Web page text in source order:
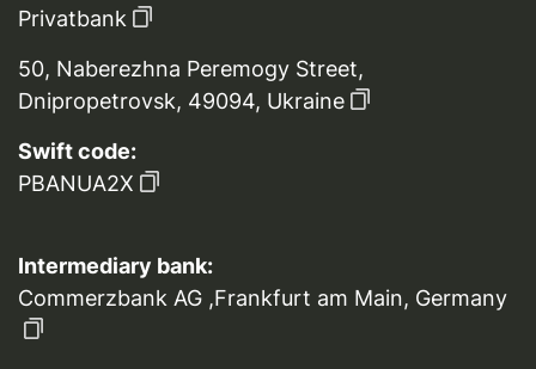
Privatbank
50, Naberezhna Peremogy Street,
Dnipropetrovsk, 49094, Ukraine
Swift code:
PBANUA2X
Intermediary bank:
Commerzbank AG ,Frankfurt am Main, Germany